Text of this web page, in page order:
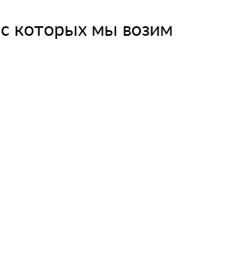
которых мы возим